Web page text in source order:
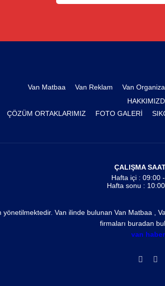
Van Matbaa Van Reklam Van
ÇÖZÜM ORTAKLARIMIZ FOTO GALERİ
ÇALIŞMA
Hafta içi : 09:00
Hafta sonu :
Van ilinde bulunan Van Matbaa ,
firmaları buradan
van haber